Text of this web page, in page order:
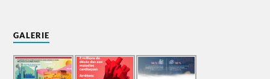
GALERIE